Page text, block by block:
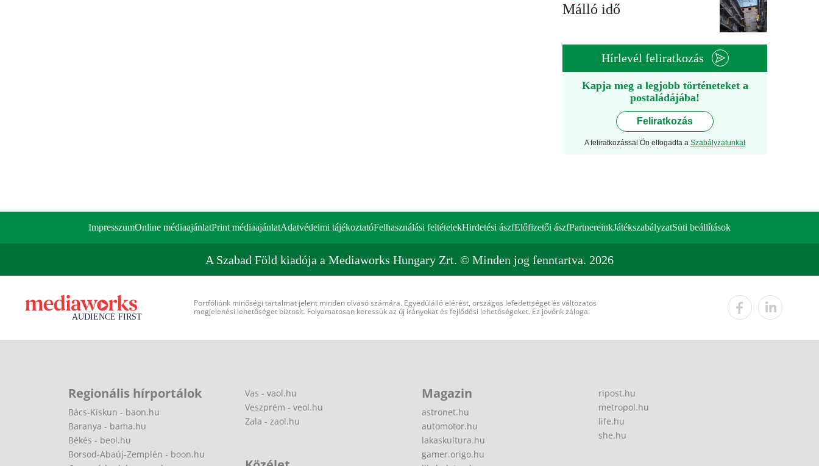
Málló idő
Hírlevél feliratkozás
Kapja meg a legjobb történeteket a
postaládájába!
Feliratkozás
A feliratkozással Ön elfogadta a Szabályzatunkat
ImpresszumOnline médiaajánlatPrint médiaajánlatAdatvédelmi tájékoztatóFelhasználási feltételekHirdetési ászfElőfizetői ászfPartnereinkJátékszabályzatSüti beállítások
A Szabad Föld kiadója a Mediaworks Hungary Zrt. © Minden jog fenntartva. 2026
Portfóliónk minőségi tartalmat jelent minden olvasó számára. Egyedülálló elérést, országos lefedettséget és változatos
megjelenési lehetőséget biztosít. Folyamatosan keressük az új irányokat és fejlődési lehetőségeket. Ez jövőnk záloga.
Regionális hírportálok
Bács-Kiskun - baon.hu
Baranya - bama.hu
Békés - beol.hu
Borsod-Abaúj-Zemplén - boon.hu
Vas - vaol.hu
Veszprém - veol.hu
Zala - zaol.hu
Magazin
astronet.hu
automotor.hu
lakaskultura.hu
gamer.origo.hu
ripost.hu
metropol.hu
life.hu
she.hu